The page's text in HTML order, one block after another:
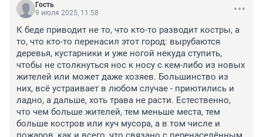
Гость
9 июля 2025, 11:58
К беде приводит не то, что кто-то разводит костры, а
то, что кто-то перенасил этот город: вырубаются
деревья, кустарники и уже ногой некуда ступить,
чтобы не столкнуться нос к носу с кем-либо из новых
жителей или может даже хозяев. Большинство из
них, всё устраивает в любом случае - приютились и
ладно, а дальше, хоть трава не расти. Естественно,
что чем больше жителей, тем меньше места, тем
больше костров или куч мусора, а в том числе и